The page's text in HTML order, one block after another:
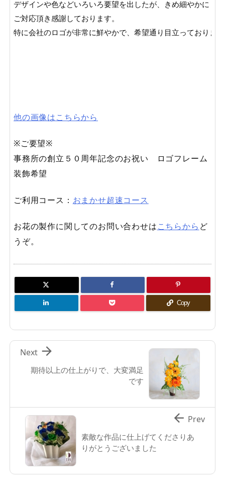
デザインや色などいろいろ要望を出したが、きめ細やかに
ご対応頂き感謝しております。
特に会社のロゴが非常に鮮やかで、希望通り目立っております
他の画像はこちらから
※ご要望※
事務所の創立５０周年記念のお祝い ロゴフレーム
装飾希望
ご利用コース： おまかせ超速コース
お花の製作に関してのお問い合わせはこちらから ど
うぞ。
Copy
期待以上の仕上がりで、大変満足
です

Next
素敵な作品に仕上げてくださりあ
りがとうございました
 Prev